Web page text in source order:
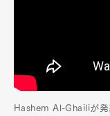
Hashem Al-Ghailiが